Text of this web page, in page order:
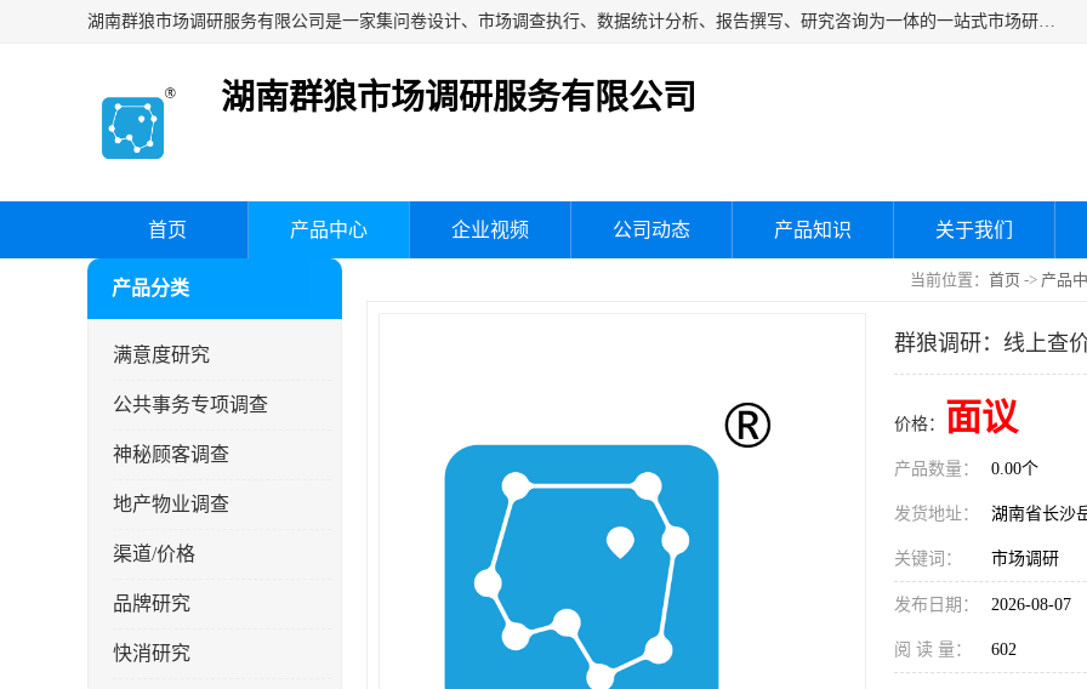
湖南群狼市场调研服务有限公司是一家集问卷设计、市场调查执行、数据统计分析、报告撰写、研究咨询为一体的一站式市场研究服务机构，主要服务：市场调研、三方评估、满意度研究、快消研究、地产物业调查、品牌研究、神秘顾客调查、行业研究、产品研究、公共事务专项调查等。
湖南群狼市场调研服务有限公司
首页 产品中心 企业视频 公司动态 产品知识 关于我们
当前位置： 首页 -> 产品
产品分类
满意度研究
公共事务专项调查
神秘顾客调查
地产物业调查
渠道/价格
品牌研究
快消研究
群狼调研：线上查
价格： 面议
产品数量： 0.00个
发货地址： 湖南省长沙
关键词： 市场调研
发布日期： 2026-08-07
阅 读 量： 602